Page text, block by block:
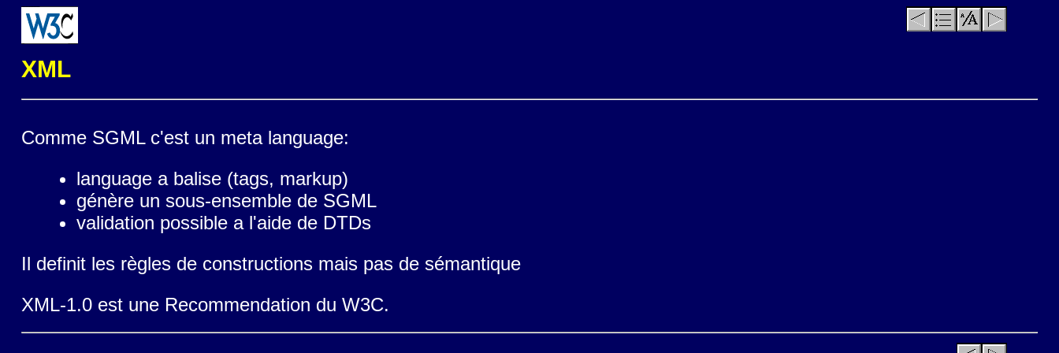
XML
Comme SGML c'est un meta language:
language a balise (tags, markup)
génère un sous-ensemble de SGML
validation possible a l'aide de DTDs
Il definit les règles de constructions mais pas de sémantique
XML-1.0 est une Recommendation du W3C.